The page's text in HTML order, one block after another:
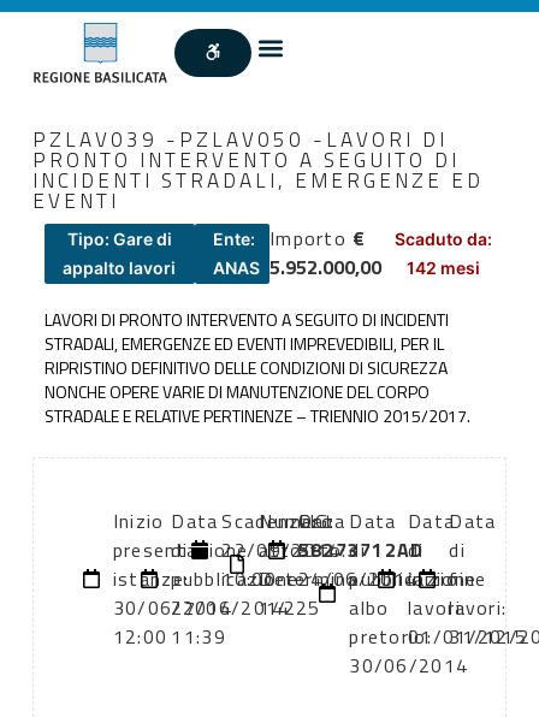
PZLAV039 -PZLAV050 -LAVORI DI
PRONTO INTERVENTO A SEGUITO DI
INCIDENTI STRADALI, EMERGENZE ED
EVENTI
Tipo: Gare di
appalto lavori
Ente:
ANAS
Importo €
5.952.000,00
Scaduto da:
142 mesi
LAVORI DI PRONTO INTERVENTO A SEGUITO DI INCIDENTI
STRADALI, EMERGENZE ED EVENTI IMPREVEDIBILI, PER IL
RIPRISTINO DEFINITIVO DELLE CONDIZIONI DI SICUREZZA
NONCHE OPERE VARIE DI MANUTENZIONE DEL CORPO
STRADALE E RELATIVE PERTINENZE – TRIENNIO 2015/2017.
Inizio
presentazione
istanze:
30/06/2014
12:00
Data
di
pubblicazione:
27/06/2014
11:39
Scadenza:
22/09/2014
10:00
Numero
atto:
Determina
14225
Data
atto:
24/06/2014
CIG:
58273712AD
Data
di
pubblicazione
albo
pretorio:
30/06/2014
Data
di
inizio
lavori:
01/01/2015
Data
di
fine
lavori:
31/12/